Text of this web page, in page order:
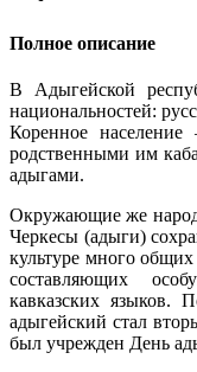
Полное описание
В Адыгейской
национальностей:
Коренное
родственными им
адыгами.
Окружающие же
Черкесы (адыги)
культуре много
составляющих
кавказских языков.
адыгейский стал
был учрежден День